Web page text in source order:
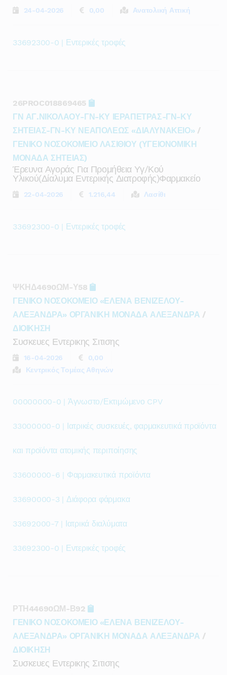
24-04-2026 0,00 Ανατολική Αττική
33692300-0 | Εντερικές τροφές
26PROC018869465
ΓΝ ΑΓ.ΝΙΚΟΛΑΟΥ-ΓΝ-ΚΥ ΙΕΡΑΠΕΤΡΑΣ-ΓΝ-ΚΥ
ΣΗΤΕΙΑΣ-ΓΝ-ΚΥ ΝΕΑΠΟΛΕΩΣ «ΔΙΑΛΥΝΑΚΕΙΟ» /
ΓΕΝΙΚΟ ΝΟΣΟΚΟΜΕΙΟ ΛΑΣΙΘΙΟΥ (ΥΓΕΙΟΝΟΜΙΚΗ
ΜΟΝΑΔΑ ΣΗΤΕΙΑΣ)
Έρευνα Αγοράς Για Προμήθεια Υγ/κού
Υλικού(δίαλυμα Εντερικής Διατροφής)φαρμακείο
22-04-2026 1.216,44 Λασίθι
33692300-0 | Εντερικές τροφές
ΨΚΗΔ4690ΩΜ-Υ58
ΓΕΝΙΚΟ ΝΟΣΟΚΟΜΕΙΟ «ΕΛΕΝΑ ΒΕΝΙΖΕΛΟΥ-
ΑΛΕΞΑΝΔΡΑ» ΟΡΓΑΝΙΚΗ ΜΟΝΑΔΑ ΑΛΕΞΑΝΔΡΑ /
ΔΙΟΙΚΗΣΗ
Συσκευες Εντερικης Σιτισης
16-04-2026
0,00
Κεντρικός Τομέας Αθηνών
00000000-0 | Άγνωστο/Εκτιμώμενο CPV
33000000-0 | Ιατρικές συσκευές, φαρμακευτικά προϊόντα
και προϊόντα ατομικής περιποίησης
33600000-6 | Φαρμακευτικά προϊόντα
33690000-3 | Διάφορα φάρμακα
33692000-7 | Ιατρικά διαλύματα
33692300-0 | Εντερικές τροφές
ΡΤΗ44690ΩΜ-Β92
ΓΕΝΙΚΟ ΝΟΣΟΚΟΜΕΙΟ «ΕΛΕΝΑ ΒΕΝΙΖΕΛΟΥ-
ΑΛΕΞΑΝΔΡΑ» ΟΡΓΑΝΙΚΗ ΜΟΝΑΔΑ ΑΛΕΞΑΝΔΡΑ /
ΔΙΟΙΚΗΣΗ
Συσκευες Εντερικης Σιτισης